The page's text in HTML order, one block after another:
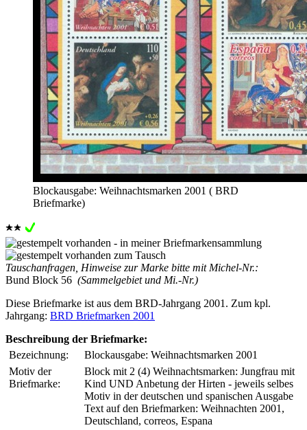
Blockausgabe: Weihnachtsmarken 2001 ( BRD
Briefmarke)
Tauschanfragen, Hinweise zur Marke bitte mit Michel-Nr.:
Bund Block 56 (Sammelgebiet und Mi.-Nr.)
Diese Briefmarke ist aus dem BRD-Jahrgang 2001. Zum kpl.
Jahrgang: BRD Briefmarken 2001
Beschreibung der Briefmarke:
Bezeichnung:
Blockausgabe: Weihnachtsmarken 2001
Motiv der
Briefmarke:
Block mit 2 (4) Weihnachtsmarken: Jungfrau mit
Kind UND Anbetung der Hirten - jeweils selbes
Motiv in der deutschen und spanischen Ausgabe
Text auf den Briefmarken: Weihnachten 2001,
Deutschland, correos, Espana